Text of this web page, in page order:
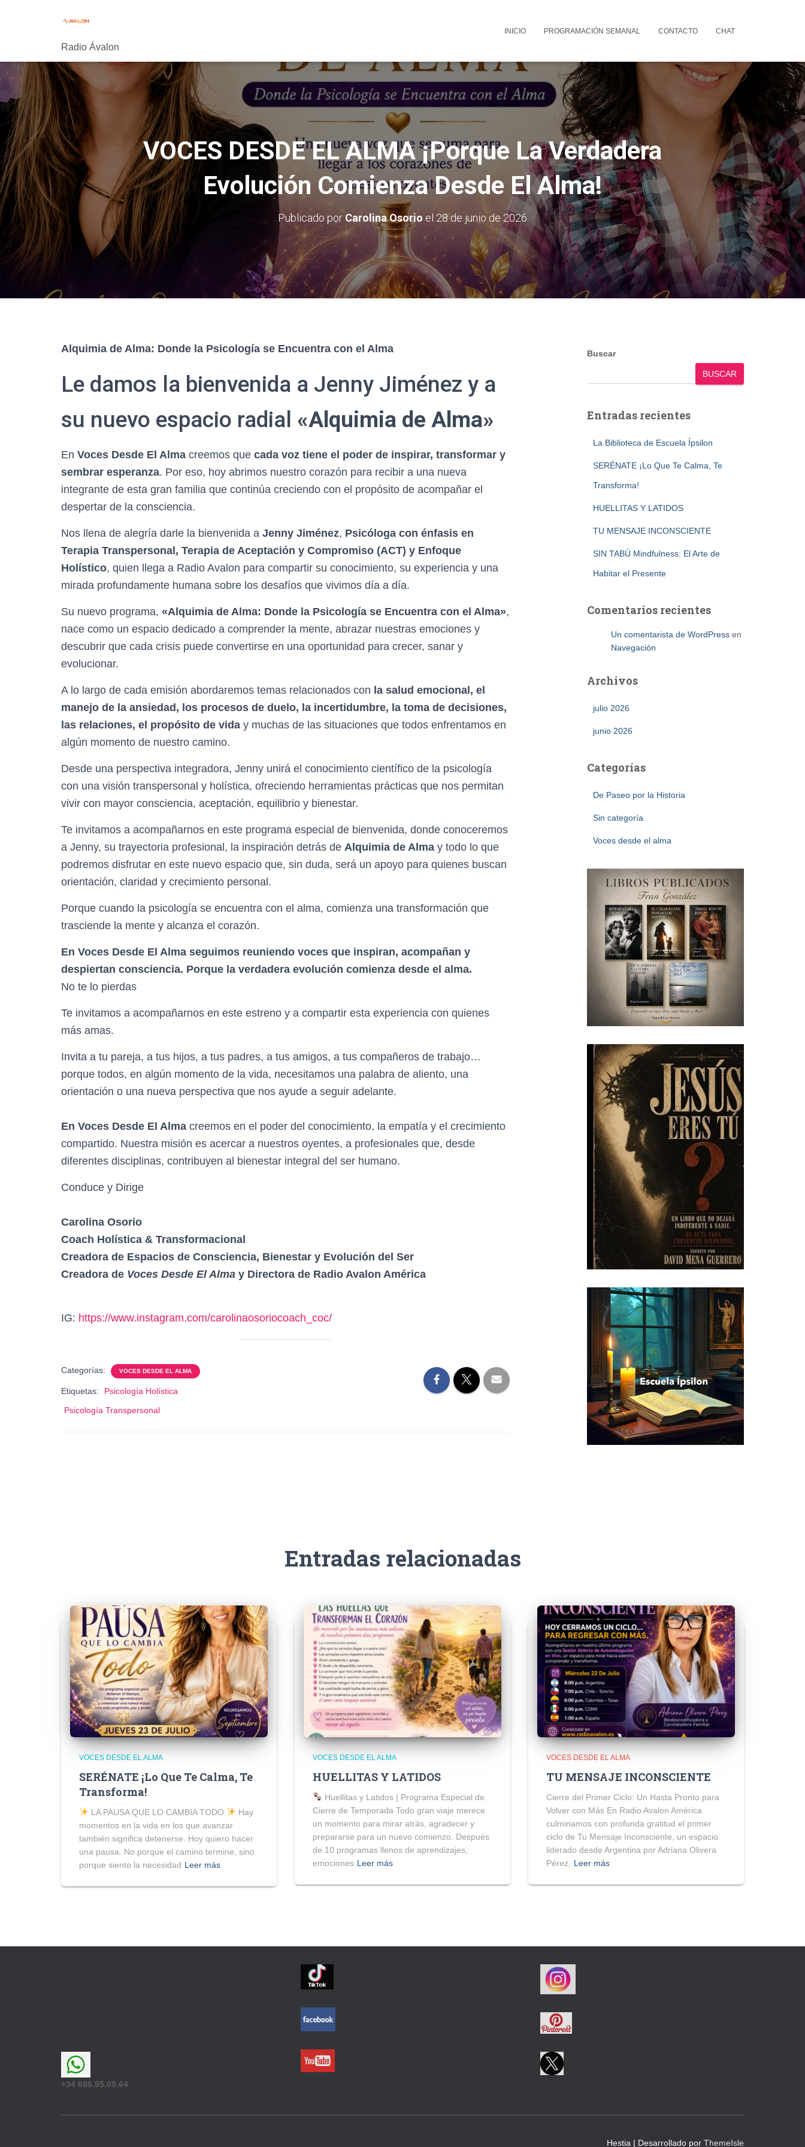
Radio Ávalon
INICIO PROGRAMACIÓN SEMANAL CONTACTO CHAT
VOCES DESDE EL ALMA ¡Porque La Verdadera
Evolución Comienza Desde El Alma!
Publicado por Carolina Osorio el 28 de junio de 2026
Alquimia de Alma: Donde la Psicología se Encuentra con el Alma
Le damos la bienvenida a Jenny Jiménez y a
su nuevo espacio radial «Alquimia de Alma»
En Voces Desde El Alma creemos que cada voz tiene el poder de inspirar, transformar y
sembrar esperanza. Por eso, hoy abrimos nuestro corazón para recibir a una nueva
integrante de esta gran familia que continúa creciendo con el propósito de acompañar el
despertar de la consciencia.
Nos llena de alegría darle la bienvenida a Jenny Jiménez, Psicóloga con énfasis en
Terapia Transpersonal, Terapia de Aceptación y Compromiso (ACT) y Enfoque
Holístico, quien llega a Radio Avalon para compartir su conocimiento, su experiencia y una
mirada profundamente humana sobre los desafíos que vivimos día a día.
Su nuevo programa, «Alquimia de Alma: Donde la Psicología se Encuentra con el Alma»,
nace como un espacio dedicado a comprender la mente, abrazar nuestras emociones y
descubrir que cada crisis puede convertirse en una oportunidad para crecer, sanar y
evolucionar.
A lo largo de cada emisión abordaremos temas relacionados con la salud emocional, el
manejo de la ansiedad, los procesos de duelo, la incertidumbre, la toma de decisiones,
las relaciones, el propósito de vida y muchas de las situaciones que todos enfrentamos en
algún momento de nuestro camino.
Desde una perspectiva integradora, Jenny unirá el conocimiento científico de la psicología
con una visión transpersonal y holística, ofreciendo herramientas prácticas que nos permitan
vivir con mayor consciencia, aceptación, equilibrio y bienestar.
Te invitamos a acompañarnos en este programa especial de bienvenida, donde conoceremos
a Jenny, su trayectoria profesional, la inspiración detrás de Alquimia de Alma y todo lo que
podremos disfrutar en este nuevo espacio que, sin duda, será un apoyo para quienes buscan
orientación, claridad y crecimiento personal.
Porque cuando la psicología se encuentra con el alma, comienza una transformación que
trasciende la mente y alcanza el corazón.
En Voces Desde El Alma seguimos reuniendo voces que inspiran, acompañan y
despiertan consciencia. Porque la verdadera evolución comienza desde el alma.
No te lo pierdas
Te invitamos a acompañarnos en este estreno y a compartir esta experiencia con quienes
más amas.
Invita a tu pareja, a tus hijos, a tus padres, a tus amigos, a tus compañeros de trabajo…
porque todos, en algún momento de la vida, necesitamos una palabra de aliento, una
orientación o una nueva perspectiva que nos ayude a seguir adelante.
En Voces Desde El Alma creemos en el poder del conocimiento, la empatía y el crecimiento
compartido. Nuestra misión es acercar a nuestros oyentes, a profesionales que, desde
diferentes disciplinas, contribuyen al bienestar integral del ser humano.
Conduce y Dirige
Carolina Osorio
Coach Holística & Transformacional
Creadora de Espacios de Consciencia, Bienestar y Evolución del Ser
Creadora de Voces Desde El Alma y Directora de Radio Avalon América
IG: https://www.instagram.com/carolinaosoriocoach_coc/
Categorías: VOCES DESDE EL ALMA
Etiquetas:
Psicología Holística
Psicología Transpersonal
Buscar
BUSCAR
Entradas recientes
La Biblioteca de Escuela Ípsilon
SERÉNATE ¡Lo Que Te Calma, Te
Transforma!
HUELLITAS Y LATIDOS
TU MENSAJE INCONSCIENTE
SIN TABÚ Mindfulness: El Arte de
Habitar el Presente
Comentarios recientes
Un comentarista de WordPressen
Navegación
Archivos
julio 2026
junio 2026
Categorías
De Paseo por la Historia
Sin categoría
Voces desde el alma
Entradas relacionadas
VOCES DESDE EL ALMA
SERÉNATE ¡Lo Que Te Calma, Te
Transforma!
LA PAUSA QUE LO CAMBIA TODO
Hay
momentos en la vida en los que avanzar
también significa detenerse. Hoy quiero hacer
una pausa. No porque el camino termine, sino
porque siento la necesidad Leer más
VOCES DESDE EL ALMA
HUELLITAS Y LATIDOS
Huellitas y Latidos | Programa Especial de
Cierre de Temporada Todo gran viaje merece
un momento para mirar atrás, agradecer y
prepararse para un nuevo comienzo. Después
de 10 programas llenos de aprendizajes,
emociones Leer más
VOCES DESDE EL ALMA
TU MENSAJE INCONSCIENTE
Cierre del Primer Ciclo: Un Hasta Pronto para
Volver con Más En Radio Avalon América
culminamos con profunda gratitud el primer
ciclo de Tu Mensaje Inconsciente, un espacio
liderado desde Argentina por Adriana Olivera
Pérez,
Leer más
+34 686.95.09.64
Hestia | Desarrollado por ThemeIsle